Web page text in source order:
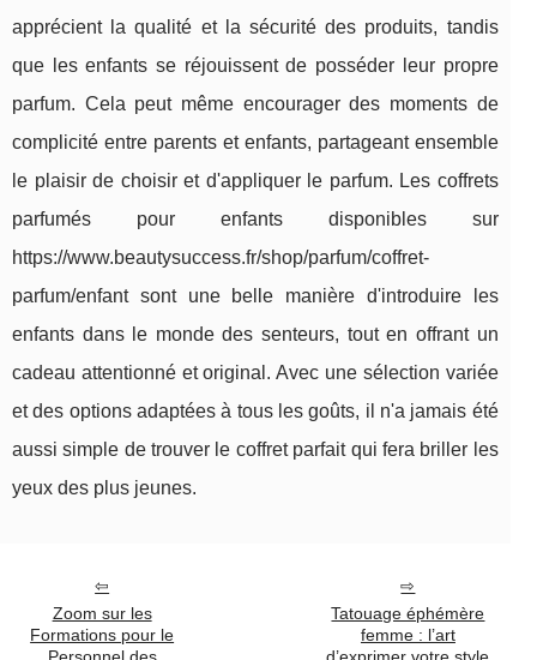
apprécient la qualité et la sécurité des produits, tandis
que les enfants se réjouissent de posséder leur propre
parfum. Cela peut même encourager des moments de
complicité entre parents et enfants, partageant ensemble
le plaisir de choisir et d'appliquer le parfum. Les coffrets
parfumés pour enfants disponibles sur
https://www.beautysuccess.fr/shop/parfum/coffret-
parfum/enfant sont une belle manière d'introduire les
enfants dans le monde des senteurs, tout en offrant un
cadeau attentionné et original. Avec une sélection variée
et des options adaptées à tous les goûts, il n'a jamais été
aussi simple de trouver le coffret parfait qui fera briller les
yeux des plus jeunes.
Zoom sur les
Formations pour le
Personnel des
Tatouage éphémère
femme : l’art
d’exprimer votre style